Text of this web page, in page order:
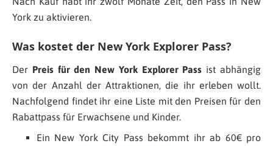
York zu aktivieren.
Was kostet der New York Explorer Pass?
Der Preis für den New York Explorer Pass ist abhängig
von der Anzahl der Attraktionen, die ihr erleben wollt.
Nachfolgend findet ihr eine Liste mit den Preisen für den
Rabattpass für Erwachsene und Kinder.
Ein New York City Pass bekommt ihr ab 60€ pro